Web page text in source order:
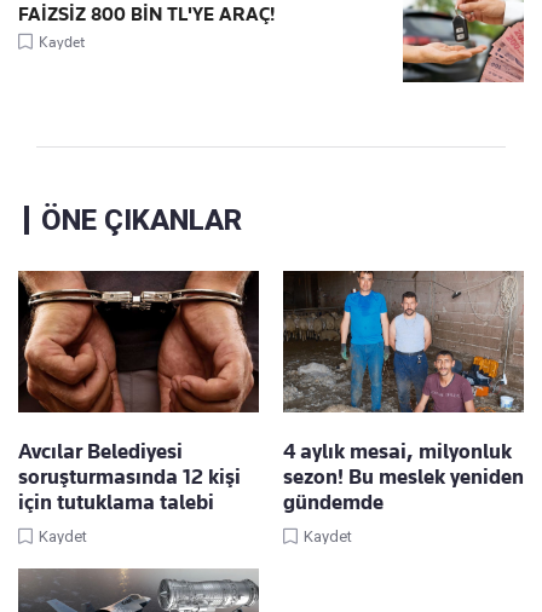
FAİZSİZ 800 BİN TL'YE ARAÇ!
Kaydet
ÖNE ÇIKANLAR
Avcılar Belediyesi
soruşturmasında 12 kişi
için tutuklama talebi
Kaydet
4 aylık mesai, milyonluk
sezon! Bu meslek yeniden
gündemde
Kaydet